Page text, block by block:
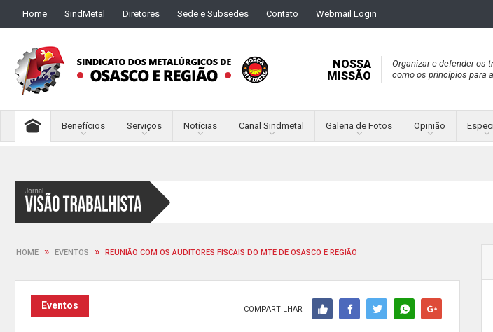
Home SindMetal Diretores Sede e Subsedes Contato Webmail Login
NOSSA
MISSÃO
Organizar e defender os
como os princípios para
Benefícios Serviços Notícias Canal Sindmetal Galeria de Fotos Opinião
HOME » EVENTOS » REUNIÃO COM OS AUDITORES FISCAIS DO MTE DE OSASCO E REGIÃO
Eventos COMPARTILHAR